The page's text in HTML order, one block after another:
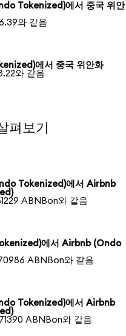
Tokenized)에서 중국 위안
와 같음
에서 중국 위안화
와 같음
펴보기
Tokenized)에서 Airbnb
ABNBon와 같음
에서 Airbnb (Ondo
ABNBon와 같음
Tokenized)에서 Airbnb
ABNBon와 같음